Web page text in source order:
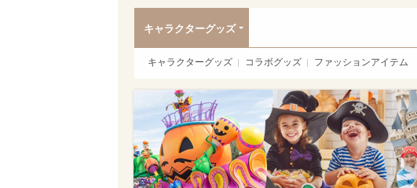
キャラクターグッズ
キャラクターグッズ コラボグッズ ファッションアイテム